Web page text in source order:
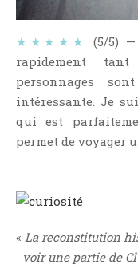
QUI SOMMES-NOUS ?
CONCOURS
LIENS
CATÉGORIES
Articles D'Erika
★★★★★
(5/5)
rapidement
personnages
intéressante. Je
qui est
permet de voyager
« La reconstitution
voir une partie de